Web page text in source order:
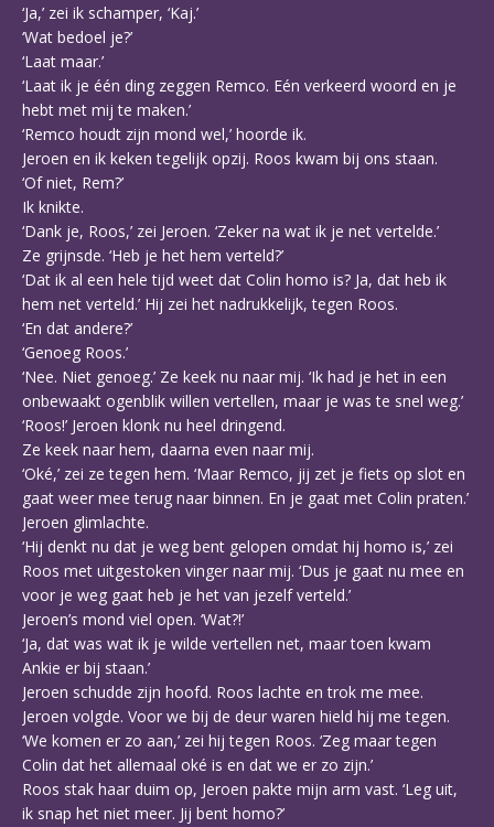
‘Ja,’ zei ik schamper, ‘Kaj.’
‘Wat bedoel je?’
‘Laat maar.’
‘Laat ik je één ding zeggen Remco. Eén verkeerd woord en je
hebt met mij te maken.’
‘Remco houdt zijn mond wel,’ hoorde ik.
Jeroen en ik keken tegelijk opzij. Roos kwam bij ons staan.
‘Of niet, Rem?’
Ik knikte.
‘Dank je, Roos,’ zei Jeroen. ‘Zeker na wat ik je net vertelde.’
Ze grijnsde. ‘Heb je het hem verteld?’
‘Dat ik al een hele tijd weet dat Colin homo is? Ja, dat heb ik
hem net verteld.’ Hij zei het nadrukkelijk, tegen Roos.
‘En dat andere?’
‘Genoeg Roos.’
‘Nee. Niet genoeg.’ Ze keek nu naar mij. ‘Ik had je het in een
onbewaakt ogenblik willen vertellen, maar je was te snel weg.’
‘Roos!’ Jeroen klonk nu heel dringend.
Ze keek naar hem, daarna even naar mij.
‘Oké,’ zei ze tegen hem. ‘Maar Remco, jij zet je fiets op slot en
gaat weer mee terug naar binnen. En je gaat met Colin praten.’
Jeroen glimlachte.
‘Hij denkt nu dat je weg bent gelopen omdat hij homo is,’ zei
Roos met uitgestoken vinger naar mij. ‘Dus je gaat nu mee en
voor je weg gaat heb je het van jezelf verteld.’
Jeroen’s mond viel open. ‘Wat?!’
‘Ja, dat was wat ik je wilde vertellen net, maar toen kwam
Ankie er bij staan.’
Jeroen schudde zijn hoofd. Roos lachte en trok me mee.
Jeroen volgde. Voor we bij de deur waren hield hij me tegen.
‘We komen er zo aan,’ zei hij tegen Roos. ‘Zeg maar tegen
Colin dat het allemaal oké is en dat we er zo zijn.’
Roos stak haar duim op, Jeroen pakte mijn arm vast. ‘Leg uit,
ik snap het niet meer. Jij bent homo?’